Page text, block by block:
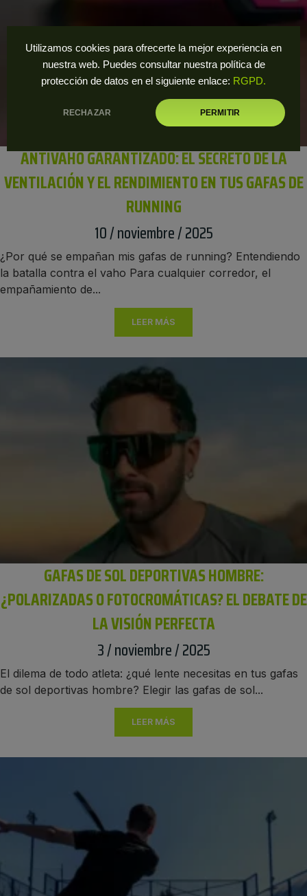
Utilizamos cookies para ofrecerte la mejor experiencia en
nuestra web. Puedes consultar nuestra política de
protección de datos en el siguiente enlace: RGPD.
RECHAZAR PERMITIR
ANTIVAHO GARANTIZADO: EL SECRETO DE LA
VENTILACIÓN Y EL RENDIMIENTO EN TUS GAFAS DE
RUNNING
10 / noviembre / 2025
¿Por qué se empañan mis gafas de running? Entendiendo
la batalla contra el vaho Para cualquier corredor, el
empañamiento de...
LEER MÁS
GAFAS DE SOL DEPORTIVAS HOMBRE:
¿POLARIZADAS O FOTOCROMÁTICAS? EL DEBATE DE
LA VISIÓN PERFECTA
3 / noviembre / 2025
El dilema de todo atleta: ¿qué lente necesitas en tus gafas
de sol deportivas hombre? Elegir las gafas de sol...
LEER MÁS